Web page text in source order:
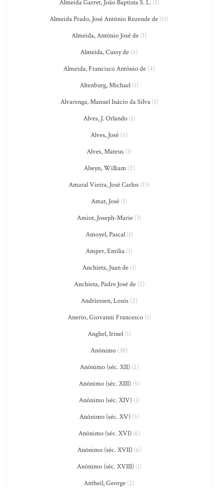
Almeida Garret, João Baptista S. L.(1)
Almeida Prado, José Antônio Rezende de (11)
Almeida, Antônio José de (1)
Almeida, Cussy de (6)
Almeida, Francisco António de (4)
Altenburg, Michael (1)
Alvarenga, Manuel Inácio da Silva(1)
Alves, J. Orlando(1)
Alves, José (5)
Alves, Mateus (1)
Alwyn, William(2)
Amaral Vieira, José Carlos (13)
Amat, José (1)
Amiot, Joseph-Marie (3)
Amoyel, Pascal(1)
Amper, Emilia (1)
Anchieta, Juan de(1)
Anchieta, Padre José de(2)
Andriessen, Louis (2)
Anerio, Giovanni Francesco(1)
Anghel, Irinel(1)
Anônimo (38)
Anônimo (séc. XII)(2)
Anônimo (séc. XIII)(5)
Anônimo (séc. XIV)(1)
Anônimo (séc. XV)(5)
Anônimo (séc. XVI)(6)
Anônimo (séc. XVII)(6)
Anônimo (séc. XVIII)(1)
Antheil, George (2)